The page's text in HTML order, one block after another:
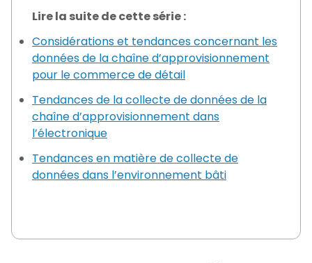
Lire la suite de cette série :
Considérations et tendances concernant les
données de la chaîne d’approvisionnement
pour le commerce de détail
Tendances de la collecte de données de la
chaîne d’approvisionnement dans
l’électronique
Tendances en matière de collecte de
données dans l’environnement bâti